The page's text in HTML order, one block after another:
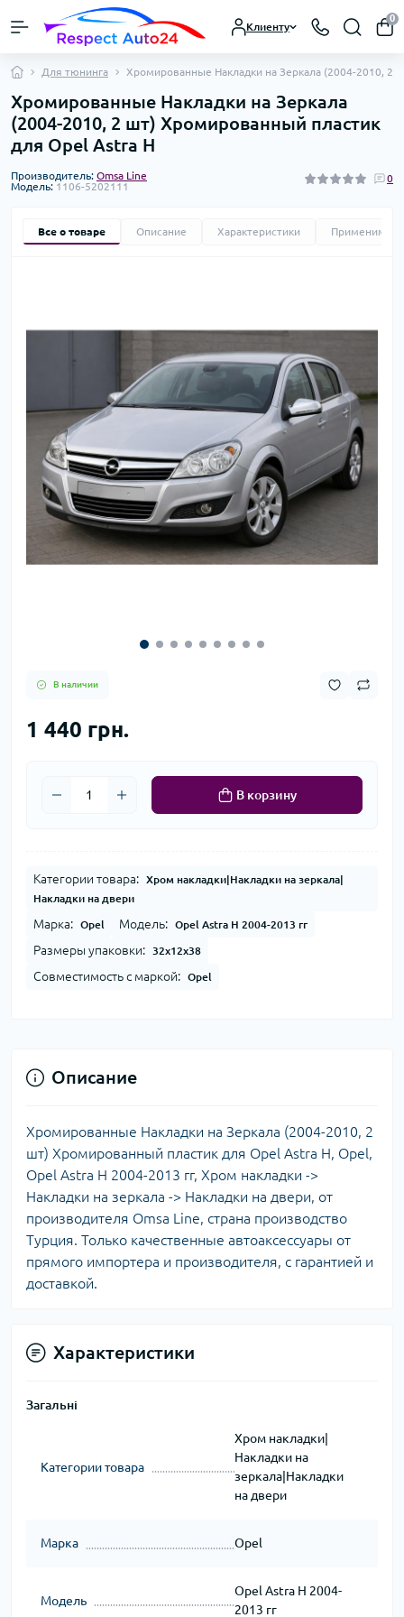
Клиенту
0
Для тюнинга Хромированные Накладки на Зеркала (2004-2010, 2
Хромированные Накладки на Зеркала
(2004-2010, 2 шт) Хромированный пластик
для Opel Astra H
Производитель: Omsa Line
Модель: 1106-5202111
0
Все о товаре Описание Характеристики
В наличии
1 440 грн.
В корзину
Категории товара:
Хром накладки|Накладки на зеркала|
Накладки на двери
Марка: Opel Модель: Opel Astra H 2004-2013 гг
Размеры упаковки: 32x12x38
Совместимость с маркой: Opel
Описание
Хромированные Накладки на Зеркала (2004-2010, 2
шт) Хромированный пластик для Opel Astra H, Opel,
Opel Astra H 2004-2013 гг, Хром накладки ->
Накладки на зеркала -> Накладки на двери, от
производителя Omsa Line, страна производство
Турция. Только качественные автоаксессуары от
прямого импортера и производителя, с гарантией и
доставкой.
Характеристики
Загальні
Категории товара
Хром накладки|
Накладки на
зеркала|Накладки
на двери
Марка Opel
Модель
Opel Astra H 2004-
2013 гг